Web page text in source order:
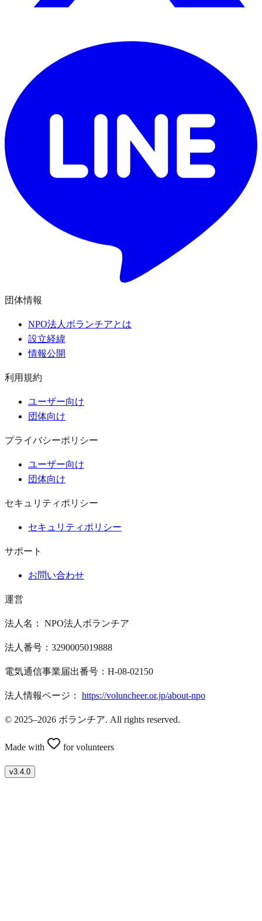
団体情報
NPO法人ボランチアとは
設立経緯
情報公開
利用規約
ユーザー向け
団体向け
プライバシーポリシー
ユーザー向け
団体向け
セキュリティポリシー
セキュリティポリシー
サポート
お問い合わせ
運営
法人名： NPO法人ボランチア
法人番号：3290005019888
電気通信事業届出番号：H-08-02150
法人情報ページ： https://voluncheer.or.jp/about-npo
© 2025–2026 ボランチア. All rights reserved.
Made with for volunteers
v3.4.0